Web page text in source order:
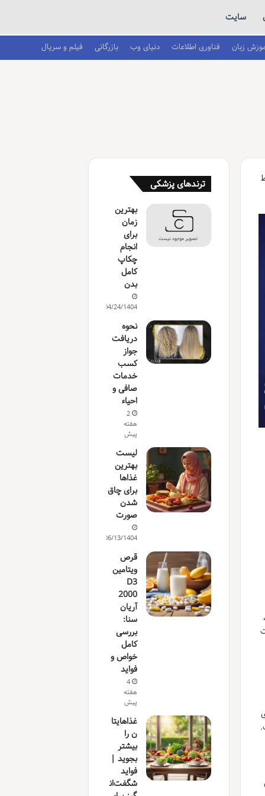
سایت
زبان فناوری اطلاعات دنیای وب بازرگانی فیلم و سریال
ترندهای پزشکی
بهترین
زمان
برای
انجام
چکاپ
کامل
بدن
04/24/1404
نحوه
دریافت
جواز
کسب
خدمات
صافی و
احیاء
2
هفته
پیش
لیست
بهترین
غذاها
برای چاق
شدن
صورت
06/13/1404
قرص
ویتامین
D3
2000
آریان
سنا:
بررسی
کامل
خواص و
فواید
4
هفته
پیش
غذاهایتا
ن را
بیشتر
بجوید |
فواید
شگفت‌ان